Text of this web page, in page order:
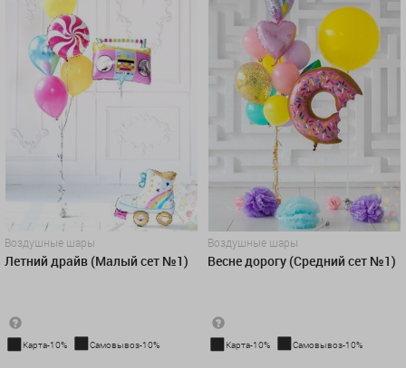
Воздушные шары
Летний драйв (Малый сет №1)
Карта-10% Самовывоз-10%
Воздушные шары
Весне дорогу (Средний сет №1)
Карта-10% Самовывоз-10%